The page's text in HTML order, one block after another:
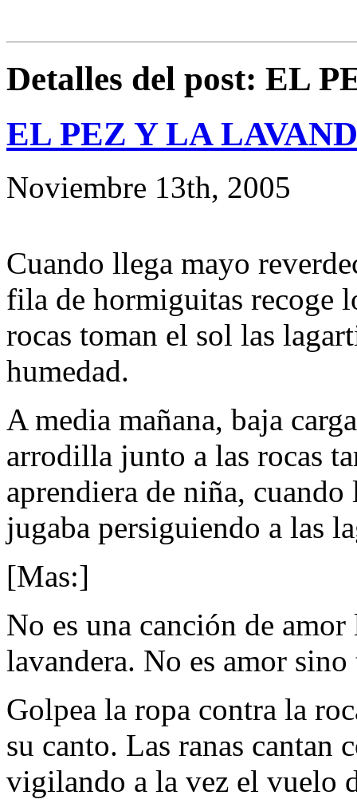
Detalles del post: EL
EL PEZ Y LA
Noviembre 13th, 2005
Cuando llega mayo
fila de hormiguitas recoge
rocas toman el sol las
humedad.
A media mañana, baja
arrodilla junto a las rocas
aprendiera de niña,
jugaba persiguiendo a las
[Mas:]
No es una canción de
lavandera. No es amor
Golpea la ropa contra la
su canto. Las ranas cantan
vigilando a la vez el vuelo